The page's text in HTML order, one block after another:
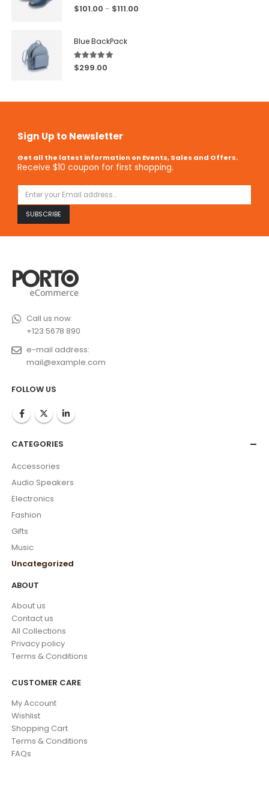
5.00 out of 5
$101.00 – $111.00
Blue BackPack
5.00out of 5
$299.00
Sign Up to Newsletter
Get all the latest information on Events, Sales and Offers.
Receive $10 coupon for first shopping.
Call us now:
+123 5678 890
e-mail address:
mail@example.com
FOLLOW US
CATEGORIES
Accessories
Audio Speakers
Electronics
Fashion
Gifts
Music
Uncategorized
ABOUT
About us
Contact us
All Collections
Privacy policy
Terms & Conditions
CUSTOMER CARE
My Account
Wishlist
Shopping Cart
Terms & Conditions
FAQs